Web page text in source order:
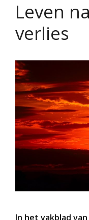
Leven
verlies
In het vakblad